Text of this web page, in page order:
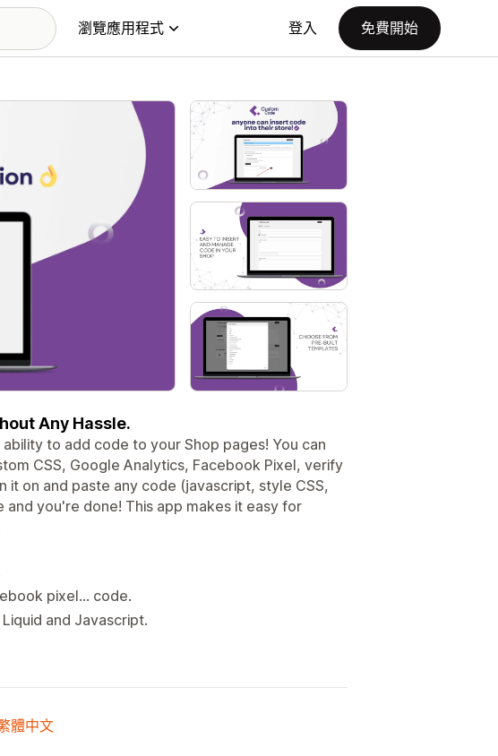
瀏覽應用程式 登入 免費開始
Any Hassle.
to add code to your Shop pages! You can
CSS, Google Analytics, Facebook Pixel, verify
on and paste any code (javascript, style CSS,
you're done! This app makes it easy for
pixel... code.
and Javascript.
體中文